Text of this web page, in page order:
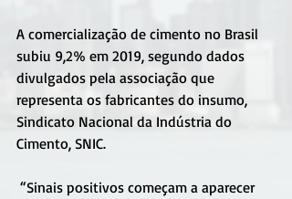
A comercialização de cimento no Brasil
subiu 9,2% em 2019, segundo dados
divulgados pela associação que
representa os fabricantes do insumo,
Sindicato Nacional da Indústria do
Cimento, SNIC.